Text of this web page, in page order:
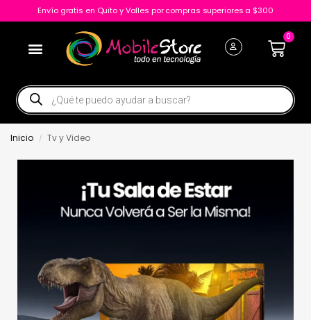
Envío gratis en Quito y Valles por compras superiores a $300
0
Inicio / Tv y Video